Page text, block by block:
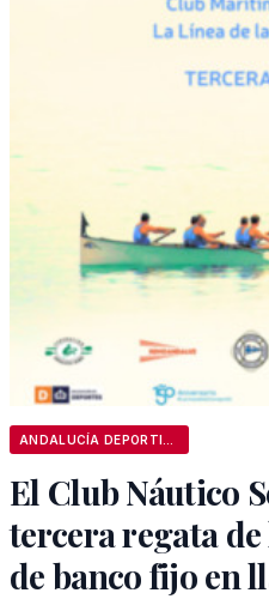
El Club Náutico
tercera regata
de banco fijo en